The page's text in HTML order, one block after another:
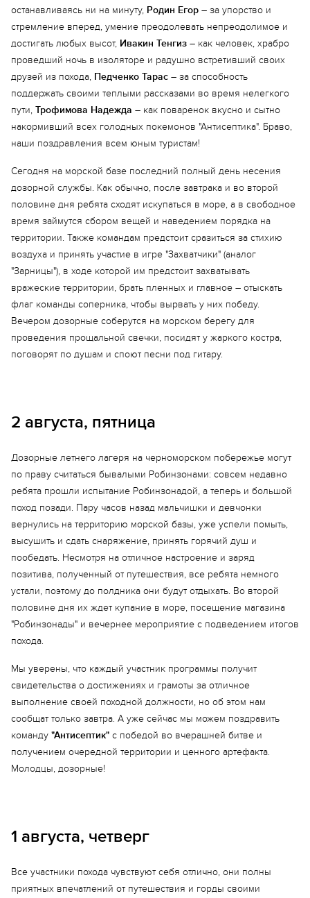
Еще 4 фото
останавливаясь ни на минуту, Родин Егор – за упорство и
стремление вперед, умение преодолевать непреодолимое и
достигать любых высот, Ивакин Тенгиз – как человек, храбро
проведший ночь в изоляторе и радушно встретивший своих
друзей из похода, Педченко Тарас – за способность
поддержать своими теплыми рассказами во время нелегкого
пути, Трофимова Надежда – как поваренок вкусно и сытно
накормивший всех голодных покемонов "Антисептика". Браво,
наши поздравления всем юным туристам!
Сегодня на морской базе последний полный день несения
дозорной службы. Как обычно, после завтрака и во второй
половине дня ребята сходят искупаться в море, а в свободное
время займутся сбором вещей и наведением порядка на
территории. Также командам предстоит сразиться за стихию
воздуха и принять участие в игре "Захватчики" (аналог
"Зарницы"), в ходе которой им предстоит захватывать
вражеские территории, брать пленных и главное – отыскать
флаг команды соперника, чтобы вырвать у них победу.
Вечером дозорные соберутся на морском берегу для
проведения прощальной свечки, посидят у жаркого костра,
поговорят по душам и споют песни под гитару.
2 августа, пятница
Дозорные летнего лагеря на черноморском побережье могут
по праву считаться бывалыми Робинзонами: совсем недавно
ребята прошли испытание Робинзонадой, а теперь и большой
поход позади. Пару часов назад мальчишки и девчонки
вернулись на территорию морской базы, уже успели помыть,
высушить и сдать снаряжение, принять горячий душ и
пообедать. Несмотря на отличное настроение и заряд
позитива, полученный от путешествия, все ребята немного
устали, поэтому до полдника они будут отдыхать. Во второй
половине дня их ждет купание в море, посещение магазина
"Робинзонады" и вечернее мероприятие с подведением итогов
похода.
Мы уверены, что каждый участник программы получит
свидетельства о достижениях и грамоты за отличное
выполнение своей походной должности, но об этом нам
сообщат только завтра. А уже сейчас мы можем поздравить
команду "Антисептик" с победой во вчерашней битве и
получением очередной территории и ценного артефакта.
Молодцы, дозорные!
1 августа, четверг
Все участники похода чувствуют себя отлично, они полны
приятных впечатлений от путешествия и горды своими